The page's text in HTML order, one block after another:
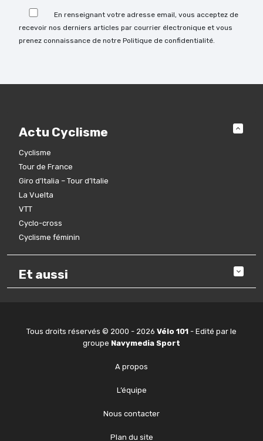
En renseignant votre adresse email, vous acceptez de
recevoir nos derniers articles par courrier électronique et vous
prenez connaissance de notre Politique de confidentialité.
Actu Cyclisme
Cyclisme
Tour de France
Giro d’Italia – Tour d’Italie
La Vuelta
VTT
Cyclo-cross
Cyclisme féminin
Et aussi
Tous droits réservés © 2000 - 2026 Vélo 101 - Edité par le
groupe Navymedia Sport
A propos
L’équipe
Nous contacter
Plan du site